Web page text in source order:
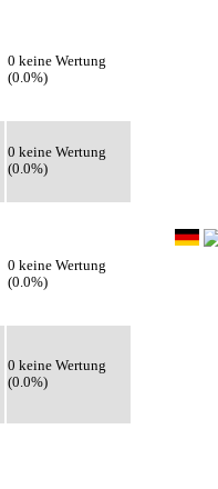
0 keine Wertung
(0.0%)
0 keine Wertung
(0.0%)
0 keine Wertung
(0.0%)
0 keine Wertung
(0.0%)